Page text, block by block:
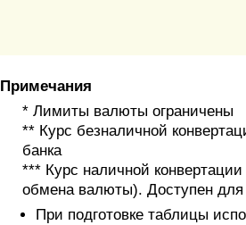
Примечания
* Лимиты валюты ограничены
** Курс безналичной
банка
*** Курс наличной
обмена валюты). Доступен для
При подготовке таблицы